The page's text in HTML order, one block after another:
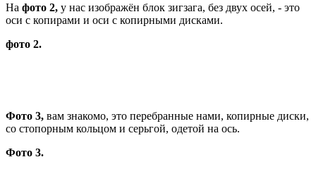
На фото 2, у нас изображён блок зигзага, без двух осей, - это
оси с копирами и оси с копирными дисками.
фото 2.
Фото 3, вам знакомо, это перебранные нами, копирные диски,
со стопорным кольцом и серьгой, одетой на ось.
Фото 3.